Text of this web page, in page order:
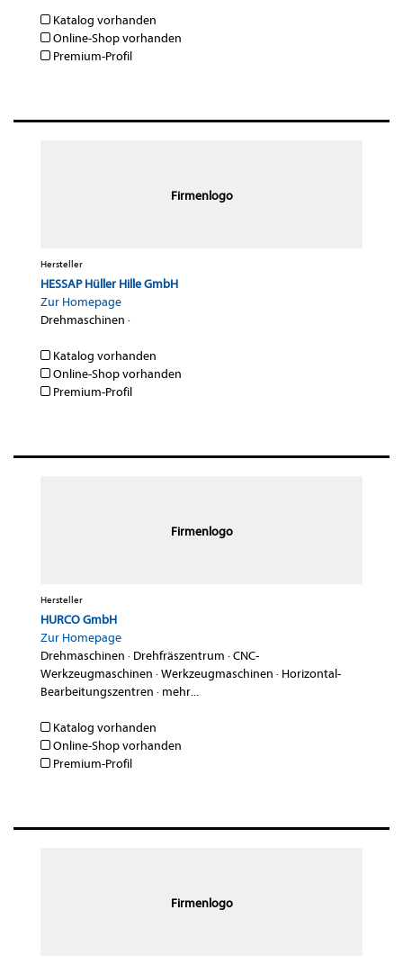
Katalog vorhanden
Online-Shop vorhanden
Premium-Profil
Firmenlogo
Hersteller
HESSAP Hüller Hille GmbH
Zur Homepage
Drehmaschinen ·
Katalog vorhanden
Online-Shop vorhanden
Premium-Profil
Firmenlogo
Hersteller
HURCO GmbH
Zur Homepage
Drehmaschinen · Drehfräszentrum ·CNC-
Werkzeugmaschinen ·Werkzeugmaschinen · Horizontal-
Bearbeitungszentren · mehr...
Katalog vorhanden
Online-Shop vorhanden
Premium-Profil
Firmenlogo